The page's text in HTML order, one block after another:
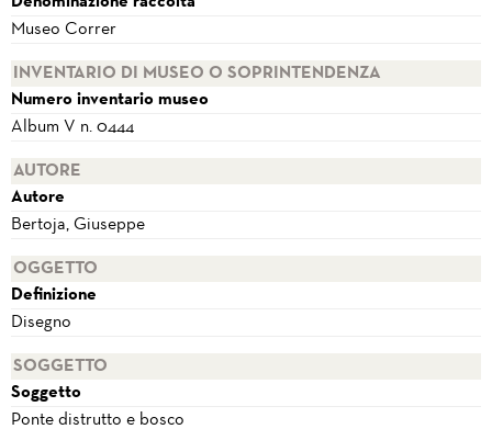
Museo Correr
INVENTARIO DI MUSEO O SOPRINTENDENZA
Numero inventario museo
Album V n. 0444
AUTORE
Autore
Bertoja, Giuseppe
OGGETTO
Definizione
Disegno
SOGGETTO
Soggetto
Ponte distrutto e bosco